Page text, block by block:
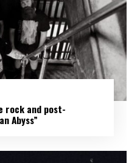
rock and post-
Abyss”